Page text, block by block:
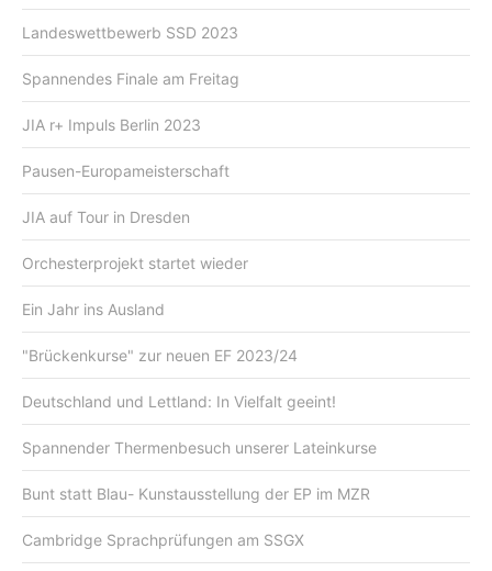
Landeswettbewerb SSD 2023
Spannendes Finale am Freitag
JIA r+ Impuls Berlin 2023
Pausen-Europameisterschaft
JIA auf Tour in Dresden
Orchesterprojekt startet wieder
Ein Jahr ins Ausland
"Brückenkurse" zur neuen EF 2023/24
Deutschland und Lettland: In Vielfalt geeint!
Spannender Thermenbesuch unserer Lateinkurse
Bunt statt Blau- Kunstausstellung der EP im MZR
Cambridge Sprachprüfungen am SSGX